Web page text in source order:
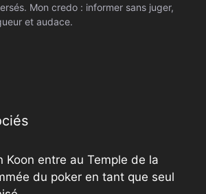
Mon credo : informer sans juger,
et audace.
Koon entre au Temple de la
du poker en tant que seul